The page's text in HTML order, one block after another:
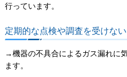
行っています。
定期的な点検や調査を受けない
→機器の不具合によるガス漏れに
ます。